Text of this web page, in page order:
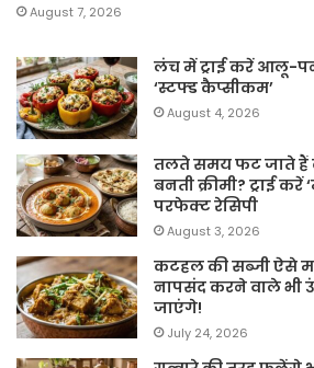
August 7, 2026
लंच में ट्राई करें आलू-
‘स्टफ्ड कैप्सीकम’
August 4, 2026
तलते समय फट जाते हैं
बनती क्रीमी? ट्राई
परफेक्ट रेसिपी
August 3, 2026
कटहल की सब्जी ऐसे
नापसंद करने वाले भी
जाएंगे!
July 24, 2026